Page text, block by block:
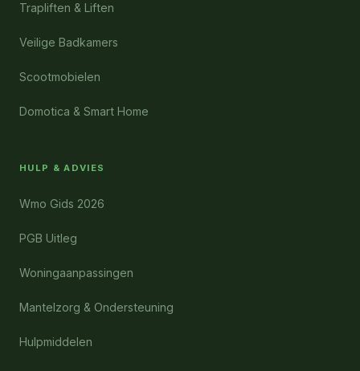
Trapliften & Liften
Veilige Badkamers
Scootmobielen
Domotica & Smart Home
HULP & ADVIES
Wmo Gids 2026
PGB Uitleg
Woningaanpassingen
Mantelzorg & Ondersteuning
Hulpmiddelen